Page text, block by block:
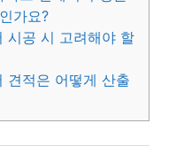
가요?
시공 시 고려해야 할
견적은 어떻게 산출